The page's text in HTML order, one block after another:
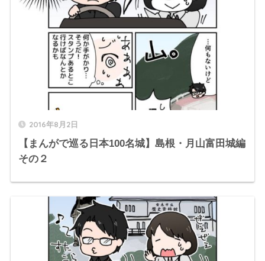
2016年8月2日
【まんがで巡る日本100名城】島根・月山富田城編
その２